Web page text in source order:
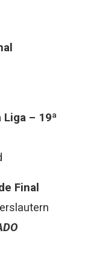
Liga – 19ª
Final